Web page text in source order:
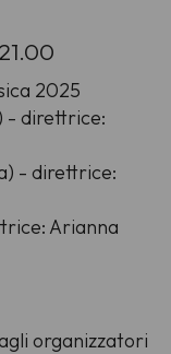
2025
- direttrice:
- direttrice:
Arianna
organizzatori